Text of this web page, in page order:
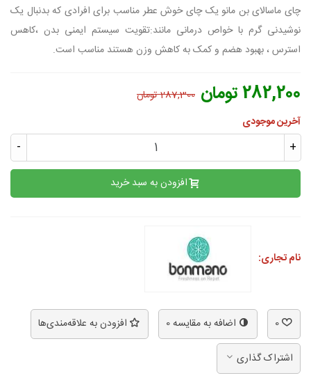
چای ماسالای بن مانو یک چای خوش عطر مناسب برای افرادی که بدنبال یک
نوشیدنی گرم با خواص درمانی مانند:تقویت سیستم ایمنی بدن ،کاهس
استرس ، بهبود هضم و کمک به کاهش وزن هستند مناسب است.
282,200 تومان
287,300 تومان
آخرین موجودی
- +
افزودن به سبد خرید
نام تجاری:
0 اضافه به مقایسه0 افزودن به علاقه‌مندی‌ها
اشتراک گذاری